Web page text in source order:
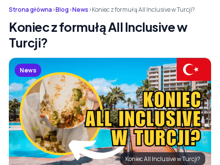
Strona główna›Blog›News›Koniec z formułą All Inclusive w Turcji?
Koniec z formułą All Inclusive w
Turcji?
News
Koniec All Inclusive w Turcji?